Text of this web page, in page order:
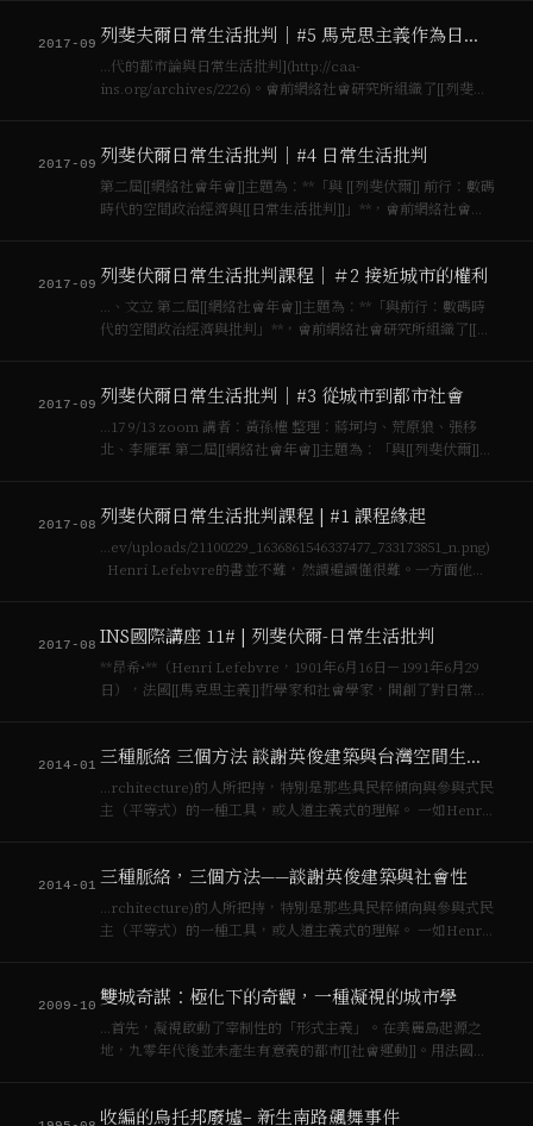
2017-09 列斐夫爾日常生活批判｜#5 馬克思主義作為日常生活的批判知識
…代的都市論與日常生活批判](http://caa-
ins.org/archives/2226)。會前網絡社會研究所組織了[[列斐伏
2017-09 列斐伏爾日常生活批判｜#4 日常生活批判
第二屆[[網絡社會年會]]主題為：**「與 [[列斐伏爾]] 前行：數碼
時代的空間政治經濟與[[日常生活批判]]」**，會前網絡社會研
2017-09 列斐伏爾日常生活批判課程｜＃2 接近城市的權利
…、文立 第二屆[[網絡社會年會]]主題為：**「與前行：數碼時
代的空間政治經濟與批判」**，會前網絡社會研究所組織了[[列
2017-09 列斐伏爾日常生活批判｜#3 從城市到都市社會
…17 9/13 zoom 講者：黃孫權 整理：蔣坷均、荒原狼、張移
北、李雁軍 第二屆[[網絡社會年會]]主題為：「與[[列斐伏爾]]前
2017-08 列斐伏爾日常生活批判課程 | #1 課程緣起
…ev/uploads/21100229_1636861546337477_733173851_n.png)
2017-08 INS國際講座 11# | 列斐伏爾-日常生活批判
**昂希•**（Henri Lefebvre，1901年6月16日－1991年6月29
日），法國[[馬克思主義]]哲學家和社會學家，開創了對日常生
2014-01 三種脈絡 三個方法 談謝英俊建築與台灣空間生產之辯詰
…rchitecture)的人所把持，特別是那些具民粹傾向與參與式民
主（平等式）的一種工具，或人道主義式的理解。 一如Henri
間生產…
2014-01 三種脈絡，三個方法——談謝英俊建築與社會性
…rchitecture)的人所把持，特別是那些具民粹傾向與參與式民
主（平等式）的一種工具，或人道主義式的理解。 一如Henri
間生產…
2009-10 雙城奇謀：極化下的奇觀，一種凝視的城市學
…首先，凝視啟動了宰制性的「形式主義」。在美麗島起源之
地，九零年代後並未產生有意義的都市[[社會運動]]。用法國哲
收編的烏托邦廢墟– 新生南路飆舞事件